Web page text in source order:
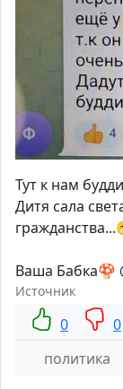
Тут к нам
Дитя сала
Ваша Бабка🍄
Источник
0 0
политика